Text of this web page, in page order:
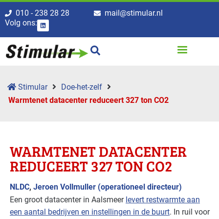
010 - 238 28 28
mail@stimular.nl
Volg ons:
Stimular
Doe-het-zelf
Warmtenet datacenter reduceert 327 ton CO2
WARMTENET DATACENTER
REDUCEERT 327 TON CO2
NLDC, Jeroen Vollmuller (operationeel directeur)
Een groot datacenter in Aalsmeer levert restwarmte aan
een aantal bedrijven en instellingen in de buurt. In ruil voor